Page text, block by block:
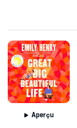
Aperçu